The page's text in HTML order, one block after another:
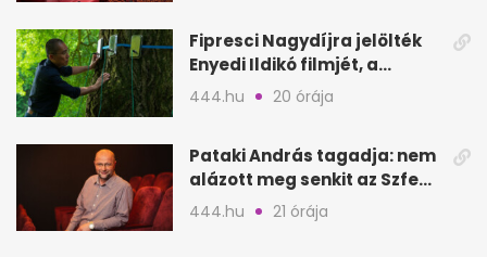
Fipresci Nagydíjra jelölték
Enyedi Ildikó filmjét, a
Csendes barátot
444.hu 20 órája
Pataki András tagadja: nem
alázott meg senkit az Szfe
felvételijén
444.hu 21 órája